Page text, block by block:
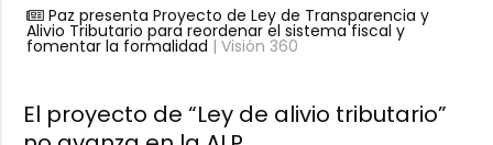
Paz presenta Proyecto de Ley de Transparencia y
Alivio Tributario para reordenar el sistema fiscal y
fomentar la formalidad | Visión 360
El proyecto de “Ley de alivio tributario”